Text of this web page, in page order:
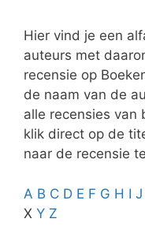
Hier vind je een
auteurs met
recensie op
de naam van de
alle recensies van
klik direct op de
naar de recensie
A B C D E F G H I J
X Y Z